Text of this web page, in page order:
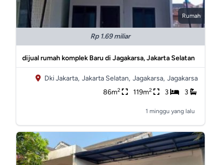
Rumah
Rp 1.69 miliar
dijual rumah komplek Baru di Jagakarsa, Jakarta Selatan
Dki Jakarta, Jakarta Selatan, Jagakarsa, Jagakarsa
86m2 119m2 3 3
1 minggu yang lalu